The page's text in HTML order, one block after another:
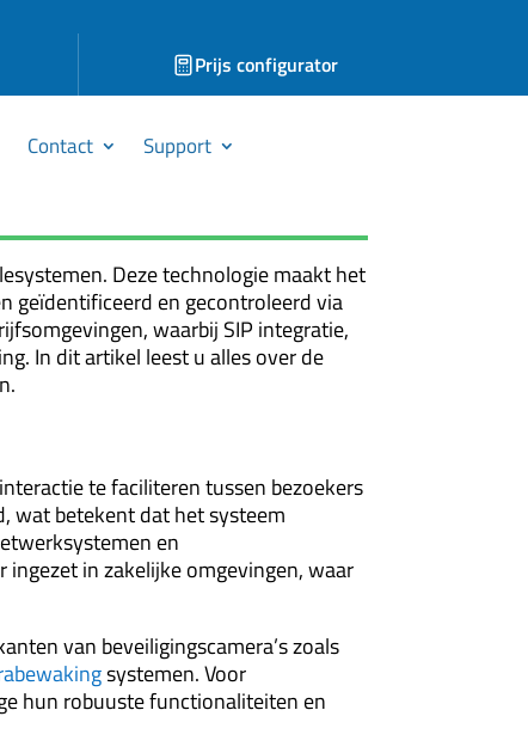
Prijs configurator
Contact Support
Deze technologie maakt het
geïdentificeerd en gecontroleerd via
waarbij SIP integratie,
In dit artikel leest u alles over de
te faciliteren tussen bezoekers
wat betekent dat het systeem
en
ingezet in zakelijke omgevingen, waar
van beveiligingscamera’s zoals
systemen. Voor
hun robuuste functionaliteiten en